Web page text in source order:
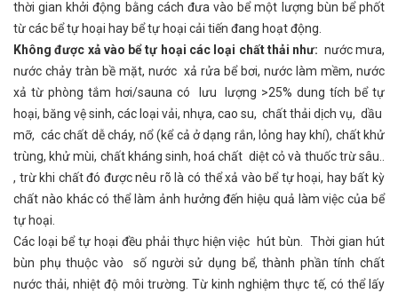
thời gian khởi động bằng cách đưa vào bể một lượng bùn bể phốt
từ các bể tự hoại hay bể tự hoại cải tiến đang hoạt động.
Không được xả vào bể tự hoại các loại chất thải như: nước mưa,
nước chảy tràn bề mặt, nước xả rửa bể bơi, nước làm mềm, nước
xả từ phòng tắm hơi/sauna có lưu lượng >25% dung tích bể tự
hoại, băng vệ sinh, các loại vải, nhựa, cao su, chất thải dịch vụ, dầu
mỡ, các chất dễ cháy, nổ (kể cả ở dạng rắn, lỏng hay khí), chất khử
trùng, khử mùi, chất kháng sinh, hoá chất diệt cỏ và thuốc trừ sâu..
, trừ khi chất đó được nêu rõ là có thể xả vào bể tự hoại, hay bất kỳ
chất nào khác có thể làm ảnh hưởng đến hiệu quả làm việc của bể
tự hoại.
Các loại bể tự hoại đều phải thực hiện việc hút bùn. Thời gian hút
bùn phụ thuộc vào số người sử dụng bể, thành phần tính chất
nước thải, nhiệt độ môi trường. Từ kinh nghiệm thực tế, có thể lấy